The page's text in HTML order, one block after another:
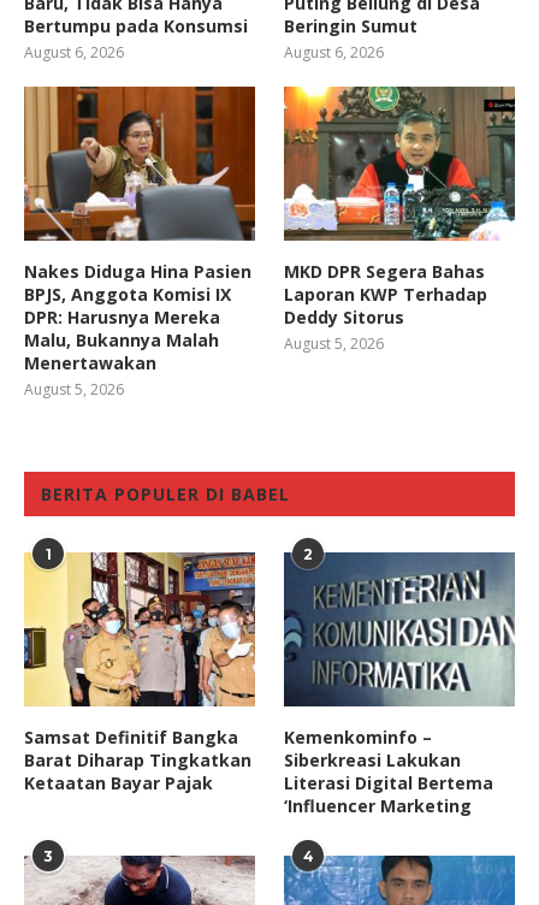
Bertumpu pada Konsumsi
August 6, 2026
Beringin Sumut
August 6, 2026
Nakes Diduga Hina Pasien
BPJS, Anggota Komisi IX
DPR: Harusnya Mereka
Malu, Bukannya Malah
Menertawakan
August 5, 2026
MKD DPR Segera Bahas
Laporan KWP Terhadap
Deddy Sitorus
August 5, 2026
BERITA POPULER DI BABEL
1
Samsat Definitif Bangka
Barat Diharap Tingkatkan
Ketaatan Bayar Pajak
2
Kemenkominfo –
Siberkreasi Lakukan
Literasi Digital Bertema
‘Influencer Marketing
3 4